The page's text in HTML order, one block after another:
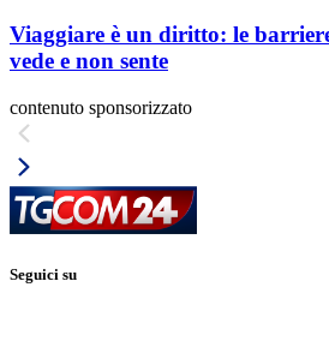
Viaggiare è un diritto: le
vede e non sente
contenuto sponsorizzato
Seguici su